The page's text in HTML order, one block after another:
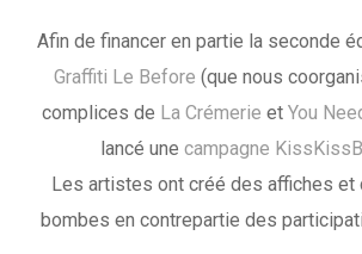
Afin de financer en partie la seconde
Graffiti Le Before (que nous
complices de La Crémerie et You
lancé une campagne
Les artistes ont créé des affiches
bombes en contrepartie des